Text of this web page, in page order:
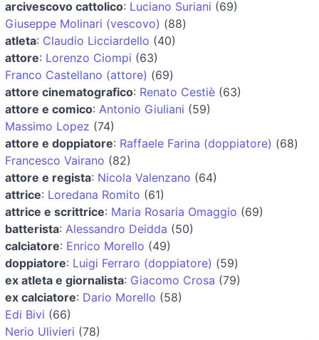
arcivescovo cattolico: Luciano Suriani (69)
Giuseppe Molinari (vescovo) (88)
atleta: Claudio Licciardello (40)
attore: Lorenzo Ciompi (63)
Franco Castellano (attore) (69)
attore cinematografico: Renato Cestiè (63)
attore e comico: Antonio Giuliani (59)
Massimo Lopez (74)
attore e doppiatore: Raffaele Farina (doppiatore) (68)
Francesco Vairano (82)
attore e regista: Nicola Valenzano (64)
attrice: Loredana Romito (61)
attrice e scrittrice: Maria Rosaria Omaggio (69)
batterista: Alessandro Deidda (50)
calciatore: Enrico Morello (49)
doppiatore: Luigi Ferraro (doppiatore) (59)
ex atleta e giornalista: Giacomo Crosa (79)
ex calciatore: Dario Morello (58)
Edi Bivi (66)
Nerio Ulivieri (78)